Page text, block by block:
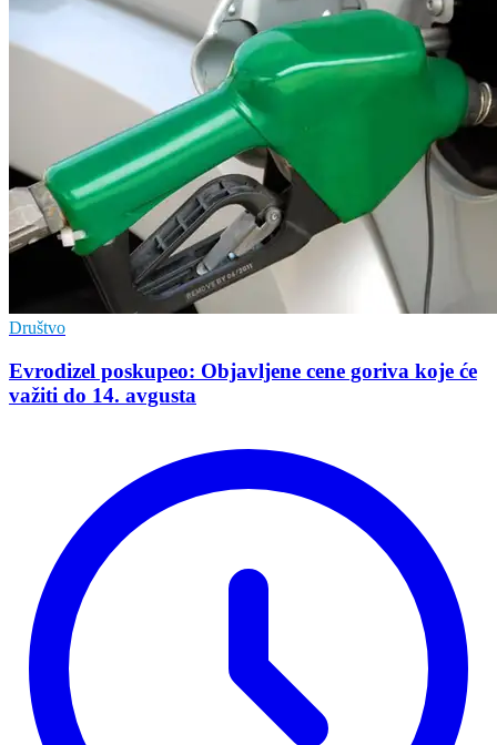
Društvo
Evrodizel poskupeo: Objavljene cene goriva koje će
važiti do 14. avgusta